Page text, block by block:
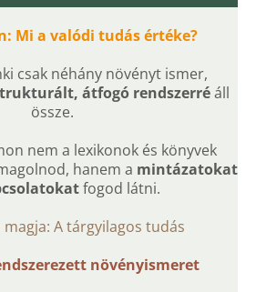
Mi a valódi tudás értéke?
csak néhány növényt ismer,
átfogó rendszerréáll
össze.
nem a lexikonok és könyvek
hanem a mintázatokat
fogod látni.
A tárgyilagos tudás
növényismeret